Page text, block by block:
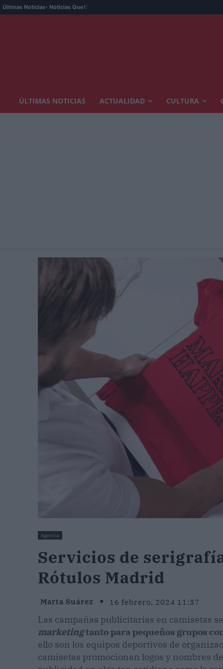
Últimas Noticias- Noticias Que!:
ÚLTIMAS NOTICIAS ACTUALIDAD CULTURA
Agencia
Servicios de
Rótulos Madrid
Marta Suárez 16 febrero, 2024 11:37
Las campañas publicitarias en camisetas
marketingtanto para pequeños grupos
ello son los equipos deportivos de
camisetas promocionan logos y nombres